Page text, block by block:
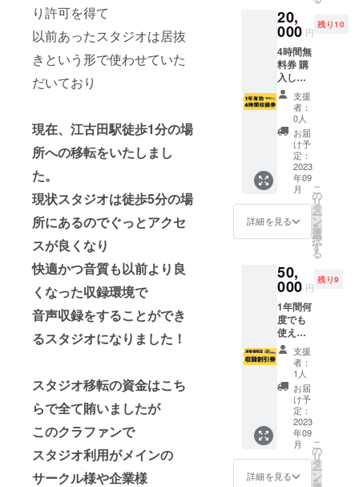
り許可を得て
以前あったスタジオは居抜
きという形で使わせていた
だいており
現在、江古田駅徒歩1分の場
所への移転をいたしまし
た。
現状スタジオは徒歩5分の場
所にあるのでぐっとアクセ
スが良くなり
快適かつ音質も以前より良
くなった収録環境で
音声収録をすることができ
るスタジオになりました！
スタジオ移転の資金はこち
らで全て賄いましたが
このクラファンで
スタジオ利用がメインの
サークル様や企業様
て記載
致しま
す。 ※
常識的
な範疇
を超え
た掲載
にそぐ
わない
ニック
ネーム
等は掲
載でき
ない場
合があ
りま
す。 ※
考欄へ
必ずご
いま
す。
（入力
がない
場合は
掲載出
来ませ
ん）
連絡を
いたし
ます。
内容は
以下の
通り ・
営業時
間10時
～22時
までの
中でご
予約可
能な日
時をお
選びく
ださい
（営業
合わせ
た営業
時間）
・スタ
ジオ利
用を1.5
時間に
限定す
る必要
はあり
ませ
ん。4.5
時間収
録の際
に1.5時
間収録
無料券
20,
000 円
残り10
4時間無
料券 購
入した
方が1回
だけ使
えま
す。 他
プラン
と同じ
くファ
ンの方
から声
優様や
サーク
ル様へ
の譲渡
可能で
す。 複
数枚購
入され
た場合
はその
回数使
用が可
能で
す。
KU100
収録想
定で表
記して
おりま
すが モ
ノラ
支援
者：
0人
お届
け予
定：
2023
年09
月
詳細を見る
こ
の
リ
タ
ー
ン
を
選
択
す
る
50,
000 円
残り9
1年間何
度でも
使える
演者様
限定
5000円
割引券
おひと
り様1年
何回で
も使え
ます。
複数名
での使
支援
者：
1人
お届
け予
定：
2023
年09
月
詳細を見る
こ
の
リ
タ
ー
ン
を